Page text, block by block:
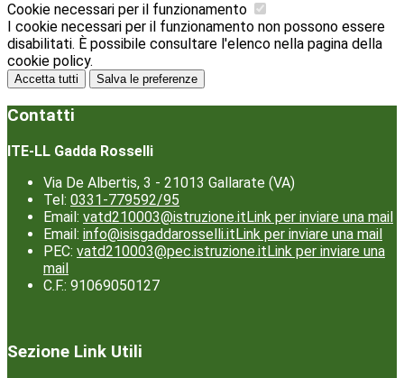
Cookie necessari per il funzionamento
I cookie necessari per il funzionamento non possono essere
disabilitati. È possibile consultare l'elenco nella pagina della
cookie policy.
Accetta tutti Salva le preferenze
Contatti
ITE-LL Gadda Rosselli
Via De Albertis, 3 - 21013 Gallarate (VA)
Tel: 0331-779592/95
Email: vatd210003@istruzione.itLink per inviare una mail
Email: info@isisgaddarosselli.itLink per inviare una mail
PEC: vatd210003@pec.istruzione.itLink per inviare una
mail
C.F.: 91069050127
Sezione Link Utili